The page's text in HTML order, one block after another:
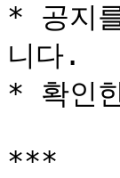
* 공지
니다.
* 확인
***